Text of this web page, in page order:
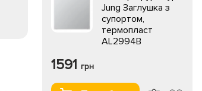
Jung Заглушка з
супортом,
термопласт
AL2994B
1591 грн